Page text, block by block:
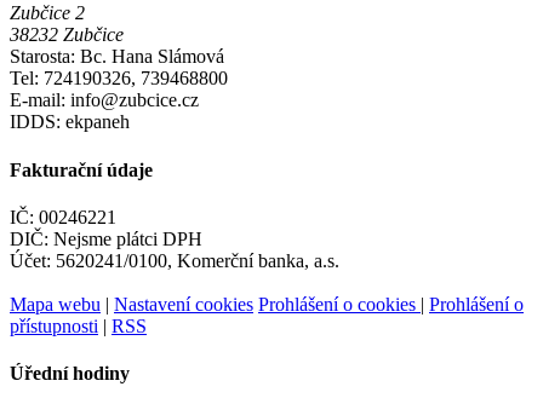
Zubčice 2
38232 Zubčice
Starosta: Bc. Hana Slámová
Tel: 724190326, 739468800
E-mail: info@zubcice.cz
IDDS: ekpaneh
Fakturační údaje
IČ: 00246221
DIČ: Nejsme plátci DPH
Účet: 5620241/0100, Komerční banka, a.s.
Mapa webu | Nastavení cookies Prohlášení o cookies | Prohlášení o
přístupnosti | RSS
Úřední hodiny